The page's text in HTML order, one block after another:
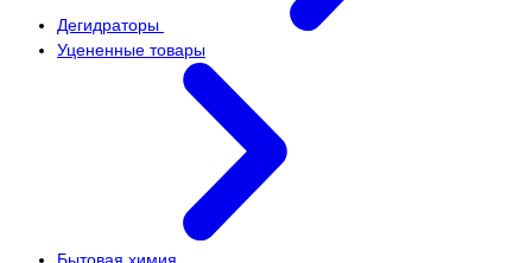
Дегидраторы
Уцененные товары
Бытовая химия